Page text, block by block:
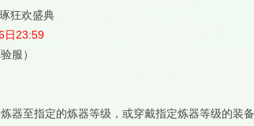
狂欢盛典
日23:59
服）
器至指定的炼器等级，或穿戴指定炼器等级的装